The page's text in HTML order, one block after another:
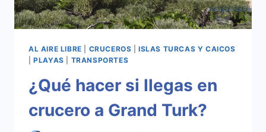
AL AIRE LIBRE CRUCEROS |ISLAS TURCAS Y CAICOS
|PLAYAS TRANSPORTES
¿Qué hacer si llegas en
crucero a Grand Turk?